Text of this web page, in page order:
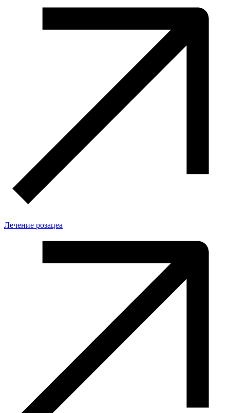
Лечение розацеа